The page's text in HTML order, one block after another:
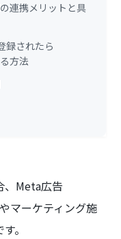
連携メリットと具
録されたら
方法
、Meta広告
マーケティング施
。